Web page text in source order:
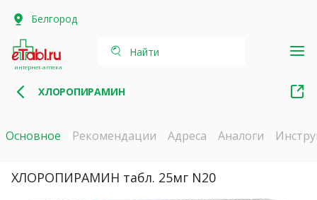
Белгород
интернет-аптека
Найти
ХЛОРОПИРАМИН
Основное Рекомендации Адреса Аналоги
ХЛОРОПИРАМИН табл. 25мг N20